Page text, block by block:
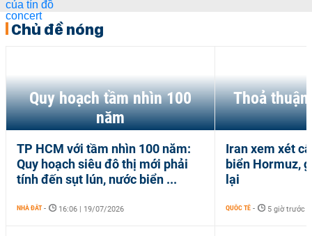
Chủ đề nóng
Quy hoạch tầm nhìn 100
năm
TP HCM với tầm nhìn 100 năm:
Quy hoạch siêu đô thị mới phải
tính đến sụt lún, nước biển ...
NHÀ ĐẤT - 16:06 | 19/07/2026
Thoả
Iran xem xét
biển Hormuz,
lại
QUỐC TẾ - 5 giờ trước